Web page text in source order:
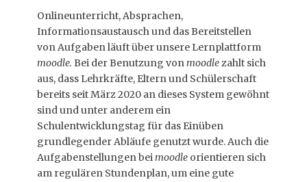
Onlineunterricht, Absprachen,
Informationsaustausch und das Bereitstellen
von Aufgaben läuft über unsere Lernplattform
moodle. Bei der Benutzung vonmoodlezahlt sich
aus, dass Lehrkräfte, Eltern und Schülerschaft
bereits seit März 2020 an dieses System gewöhnt
sind und unter anderem ein
Schulentwicklungstag für das Einüben
grundlegender Abläufe genutzt wurde. Auch die
Aufgabenstellungen beimoodle orientieren sich
am regulären Stundenplan, um eine gute